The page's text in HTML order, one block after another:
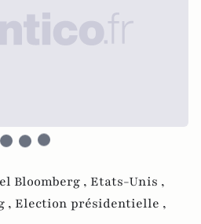
Bloomberg , Etats-Unis ,
, Election présidentielle ,